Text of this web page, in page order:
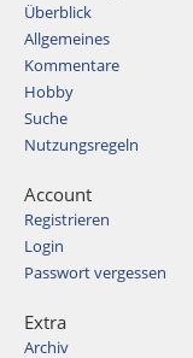
Überblick
Allgemeines
Kommentare
Hobby
Suche
Nutzungsregeln
Account
Registrieren
Login
Passwort vergessen
Extra
Archiv